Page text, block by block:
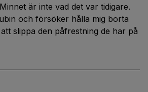
är inte vad det var tidigare.
och försöker hålla mig borta
slippa den påfrestning de har på